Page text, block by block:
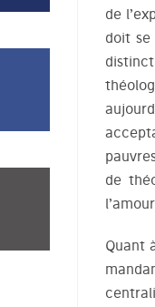
de
doit se
de
Quant